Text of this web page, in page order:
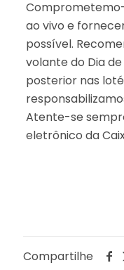
ao vivo e
possível.
volante do Dia
posterior nas
Atente-se
eletrônico da
Compartilhe